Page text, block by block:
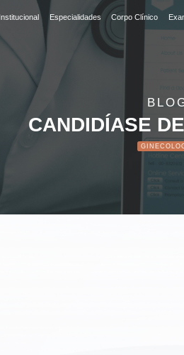
Institucional Especialidades Corpo Clínico
CANDIDÍASE